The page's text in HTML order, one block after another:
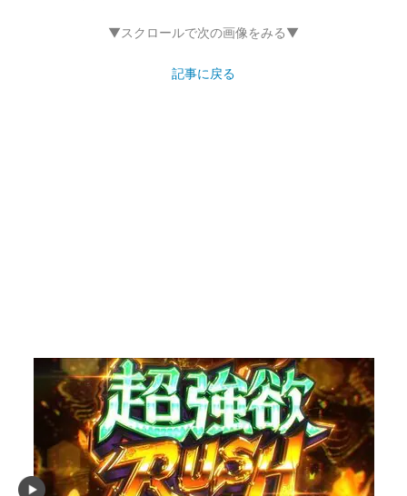
▼スクロールで次の画像をみる▼
記事に戻る